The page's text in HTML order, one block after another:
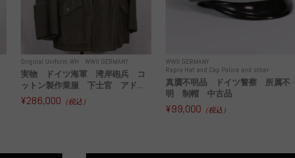
Original Uniform WH WWII GERMANY
実物 ドイツ海軍 湾岸砲兵 コ
ットン製作業服 下士官 アド...
¥286,000 （税込）
WWII GERMANY
Repro Hat and Cap Police and other
真贋不明品 ドイツ警察 所属不
明 制帽 中古品
¥99,000 （税込）